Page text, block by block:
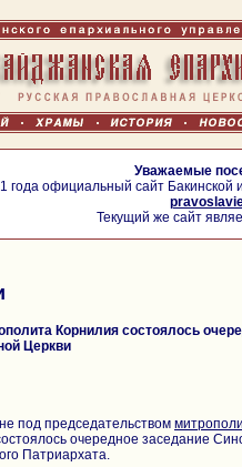
Уважаемые
года официальный сайт
Текущий же сайт
Корнилия состоялось
Церкви
под председательством
очередное заседание
Патриархата.